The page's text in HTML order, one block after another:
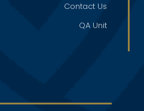
Contact Us
QA Unit